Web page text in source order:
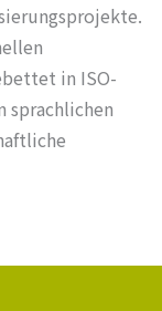
in ISO-
sprachlichen